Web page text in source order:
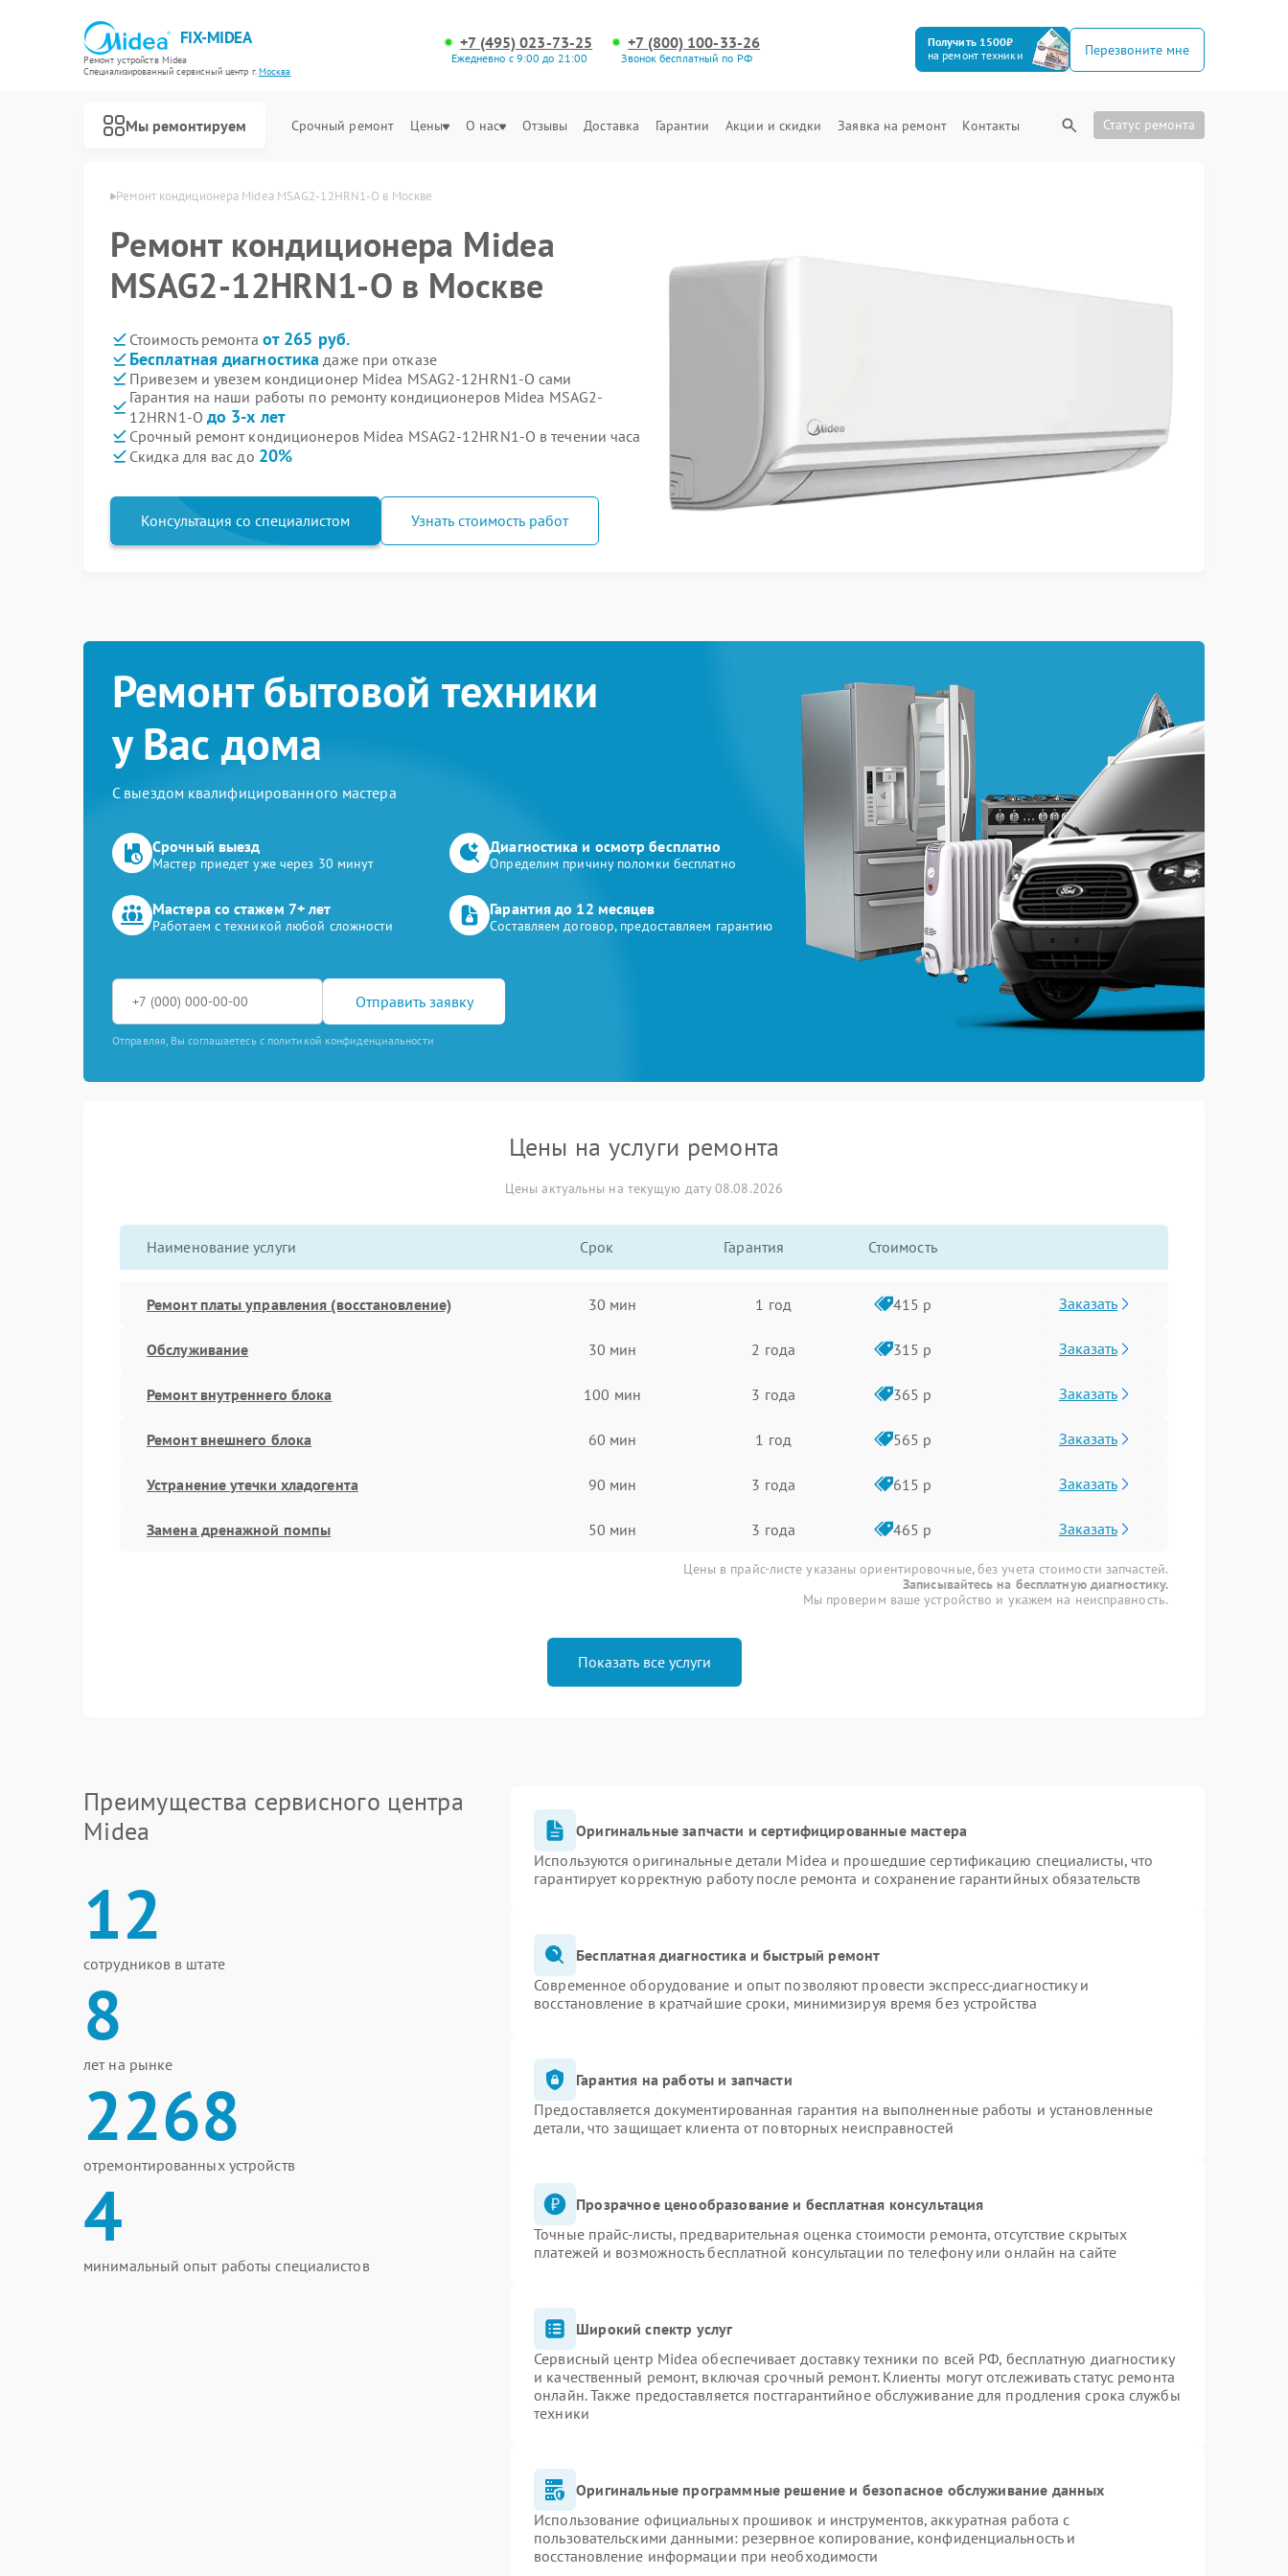
FIX-MIDEA
Ремонт устройств Midea
Специализированный cервисный центр г.Москва
+7 (495) 023-73-25
Ежедневно с 9:00 до 21:00
+7 (800) 100-33-26
Звонок бесплатный по РФ
Получить 1500₽
на ремонт техники
Перезвоните мне
Мы ремонтируем Срочный ремонт Цены О нас Отзывы Доставка Гарантии Акции и скидки Заявка на ремонт Контакты Статус ремонта
Midea в Москве Ремонт кондиционера Midea MSAG2-12HRN1-O в Москве
Ремонт кондиционера Midea
MSAG2-12HRN1-O в Москве
Стоимость ремонта от 265 руб.
Бесплатная диагностика даже при отказе
Привезем и увезем кондиционер Midea MSAG2-12HRN1-O сами
Гарантия на наши работы по ремонту кондиционеров Midea MSAG2-
12HRN1-O до 3-х лет
Срочный ремонт кондиционеров Midea MSAG2-12HRN1-O в течении часа
Скидка для вас до 20%
Консультация со специалистом Узнать стоимость работ
Ремонт бытовой техники
у Вас дома
С выездом квалифицированного мастера
Срочный выезд
Мастер приедет уже через 30 минут
Диагностика и осмотр бесплатно
Определим причину поломки бесплатно
Мастера со стажем 7+ лет
Работаем с техникой любой сложности
Гарантия до 12 месяцев
Составляем договор, предоставляем гарантию
Отправить заявку
Отправляя, Вы соглашаетесь с политикой конфиденциальности
Цены на услуги ремонта
Цены актуальны на текущую дату 08.08.2026
Наименование услуги Срок Гарантия Стоимость
Ремонт платы управления (восстановление) 30 мин 1 год 415 р Заказать
Обслуживание 30 мин 2 года 315 р Заказать
Ремонт внутреннего блока 100 мин 3 года 365 р Заказать
Ремонт внешнего блока 60 мин 1 год 565 р Заказать
Устранение утечки хладогента 90 мин 3 года 615 р Заказать
Замена дренажной помпы 50 мин 3 года 465 р Заказать
Цены в прайс-листе указаны ориентировочные, без учета стоимости запчастей.
Записывайтесь на бесплатную диагностику.
Мы проверим ваше устройство и укажем на неисправность.
Показать все услуги
Преимущества сервисного центра
Midea
12
сотрудников в штате
8
лет на рынке
2268
отремонтированных устройств
4
минимальный опыт работы специалистов
Оригинальные запчасти и сертифицированные мастера
Используются оригинальные детали Midea и прошедшие сертификацию специалисты, что
гарантирует корректную работу после ремонта и сохранение гарантийных обязательств
Бесплатная диагностика и быстрый ремонт
Современное оборудование и опыт позволяют провести экспресс-диагностику и
восстановление в кратчайшие сроки, минимизируя время без устройства
Гарантия на работы и запчасти
Предоставляется документированная гарантия на выполненные работы и установленные
детали, что защищает клиента от повторных неисправностей
Прозрачное ценообразование и бесплатная консультация
Точные прайс-листы, предварительная оценка стоимости ремонта, отсутствие скрытых
платежей и возможность бесплатной консультации по телефону или онлайн на сайте
Широкий спектр услуг
Сервисный центр Midea обеспечивает доставку техники по всей РФ, бесплатную диагностику
и качественный ремонт, включая срочный ремонт. Клиенты могут отслеживать статус ремонта
онлайн. Также предоставляется постгарантийное обслуживание для продления срока службы
техники
Оригинальные программные решение и безопасное обслуживание данных
Использование официальных прошивок и инструментов, аккуратная работа с
пользовательскими данными: резервное копирование, конфиденциальность и
восстановление информации при необходимости